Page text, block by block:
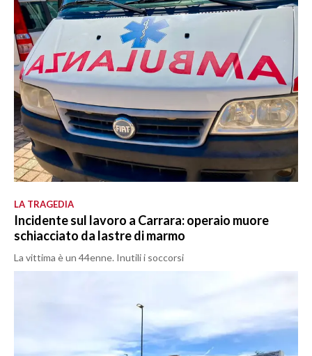
LA TRAGEDIA
Incidente sul lavoro a Carrara: operaio muore
schiacciato da lastre di marmo
La vittima è un 44enne. Inutili i soccorsi